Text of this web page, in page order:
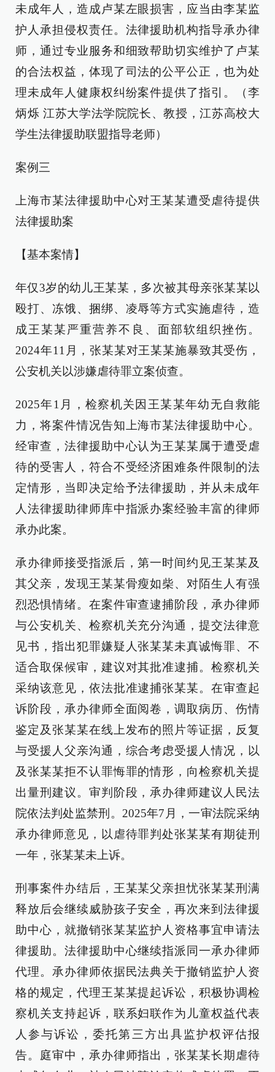
未成年人，造成卢某左眼损害，应当由李某监
护人承担侵权责任。法律援助机构指导承办律
师，通过专业服务和细致帮助切实维护了卢某
的合法权益，体现了司法的公平公正，也为处
理未成年人健康权纠纷案件提供了指引。（李
炳烁 江苏大学法学院院长、教授，江苏高校大
学生法律援助联盟指导老师）
案例三
上海市某法律援助中心对王某某遭受虐待提供
法律援助案
【基本案情】
年仅3岁的幼儿王某某，多次被其母亲张某某以
殴打、冻饿、捆绑、凌辱等方式实施虐待，造
成王某某严重营养不良、面部软组织挫伤。
2024年11月，张某某对王某某施暴致其受伤，
公安机关以涉嫌虐待罪立案侦查。
2025年1月，检察机关因王某某年幼无自救能
力，将案件情况告知上海市某法律援助中心。
经审查，法律援助中心认为王某某属于遭受虐
待的受害人，符合不受经济困难条件限制的法
定情形，当即决定给予法律援助，并从未成年
人法律援助律师库中指派办案经验丰富的律师
承办此案。
承办律师接受指派后，第一时间约见王某某及
其父亲，发现王某某骨瘦如柴、对陌生人有强
烈恐惧情绪。在案件审查逮捕阶段，承办律师
与公安机关、检察机关充分沟通，提交法律意
见书，指出犯罪嫌疑人张某某未真诚悔罪、不
适合取保候审，建议对其批准逮捕。检察机关
采纳该意见，依法批准逮捕张某某。在审查起
诉阶段，承办律师全面阅卷，调取病历、伤情
鉴定及张某某在线上发布的照片等证据，反复
与受援人父亲沟通，综合考虑受援人情况，以
及张某某拒不认罪悔罪的情形，向检察机关提
出量刑建议。审判阶段，承办律师建议人民法
院依法判处监禁刑。2025年7月，一审法院采纳
承办律师意见，以虐待罪判处张某某有期徒刑
一年，张某某未上诉。
刑事案件办结后，王某某父亲担忧张某某刑满
释放后会继续威胁孩子安全，再次来到法律援
助中心，就撤销张某某监护人资格事宜申请法
律援助。法律援助中心继续指派同一承办律师
代理。承办律师依据民法典关于撤销监护人资
格的规定，代理王某某提起诉讼，积极协调检
察机关支持起诉，联系妇联作为儿童权益代表
人参与诉讼，委托第三方出具监护权评估报
告。庭审中，承办律师指出，张某某长期虐待